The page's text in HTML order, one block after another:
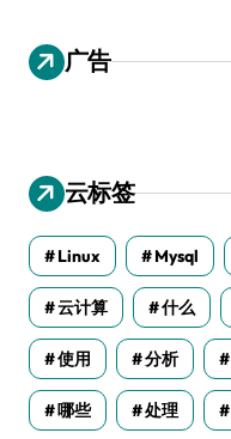
广告
云标签
Linux Mysql
云计算 什么
使用 分析
哪些 处理